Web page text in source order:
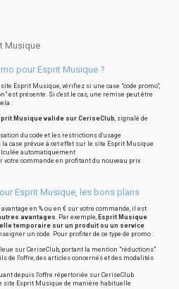
Musique
pour Esprit Musique ?
Esprit Musique, vérifiez si une case "code promo",
est présente. Si c'est le cas, une remise peut être
:
Musique valide sur CeriseClub, signalé de
du code et les restrictions d'usage
case prévue à cet effet sur le site Esprit Musique
automatiquement
votre commande en profitant du nouveau prix
Esprit Musique, les bons plans
en % ou en € sur votre commande, il est
avantages. Par exemple, Esprit Musique
temporaire sur un produit ou un service
un code. Pour profiter de ce type de promo :
sur CeriseClub, portant la mention "réductions"
de l'offre, des articles concernés et des modalités
depuis l'offre répertoriée sur CeriseClub
site Esprit Musique de manière habituelle